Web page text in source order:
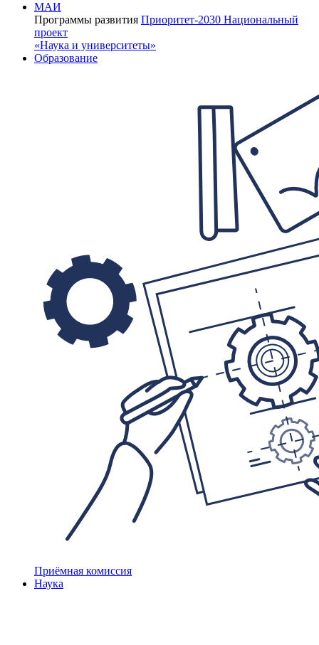
МАИ
Программы развития Приоритет-2030 Национальный
проект
«Наука и университеты»
Образование
Приёмная комиссия
Наука